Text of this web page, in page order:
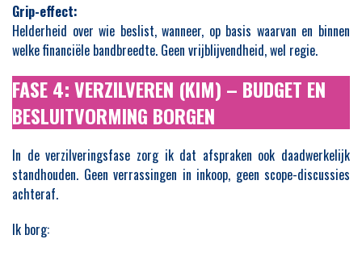
Grip-effect:
Helderheid over wie beslist, wanneer, op basis waarvan en binnen
welke financiële bandbreedte. Geen vrijblijvendheid, wel regie.
FASE 4: VERZILVEREN (KIM) – BUDGET EN
BESLUITVORMING BORGEN
In de verzilveringsfase zorg ik dat afspraken ook daadwerkelijk
standhouden. Geen verrassingen in inkoop, geen scope-discussies
achteraf.
Ik borg: